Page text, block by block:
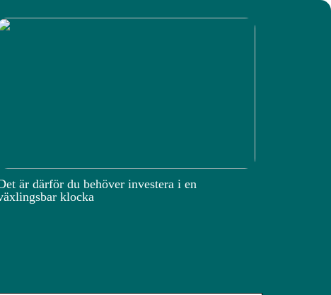
är därför du behöver investera i en
klocka